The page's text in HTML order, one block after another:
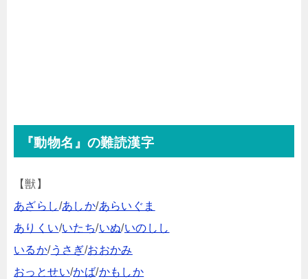
『動物名』の難読漢字
【獣】
あざらし/あしか/あらいぐま
ありくい/いたち/いぬ/いのしし
いるか/うさぎ/おおかみ
おっとせい/かば/かもしか